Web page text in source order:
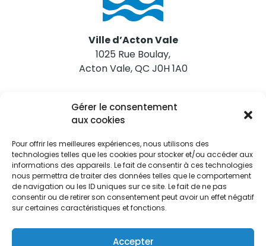
Gérer le consentement
aux cookies
Pour offrir les meilleures expériences, nous utilisons des
technologies telles que les cookies pour stocker et/ou accéder aux
informations des appareils. Le fait de consentir à ces technologies
nous permettra de traiter des données telles que le comportement
de navigation ou les ID uniques sur ce site. Le fait de ne pas
consentir ou de retirer son consentement peut avoir un effet négatif
sur certaines caractéristiques et fonctions.
Accepter
Ville d’Acton Vale
1025 Rue Boulay,
Acton Vale, QC J0H 1A0
Nous joindre
Tél. 450 546-2703
Restez informés
Abonnez-vous aux alertes municipales
Je m'abonne